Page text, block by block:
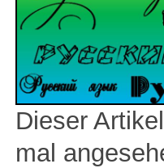
Dieser
mal